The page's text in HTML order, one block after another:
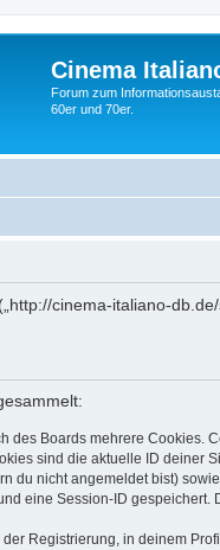
Cinema
Forum zum
60er und 70er.
cinema-italiano-
des Boards mehrere
sind die aktuelle ID deiner
du nicht angemeldet bist)
eine Session-ID
Registrierung, in deinem